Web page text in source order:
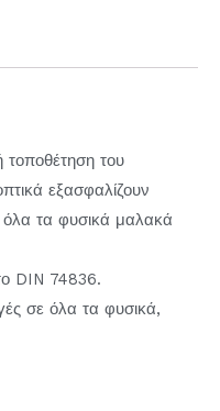
τοποθέτηση του
εξασφαλίζουν
τα φυσικά μαλακά
DIN 74836.
σε όλα τα φυσικά,